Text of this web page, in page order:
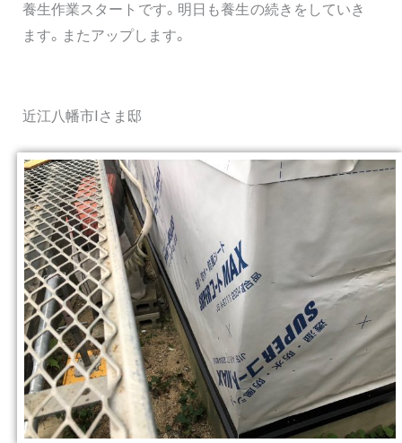
養生作業スタートです。明日も養生の続きをしていき
ます。またアップします。
近江八幡市Iさま邸